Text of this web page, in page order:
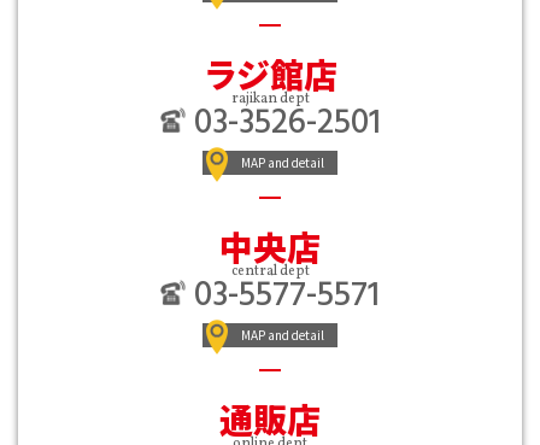
ラジ館店
rajikan dept
03-3526-2501
MAP and detail
中央店
central dept
03-5577-5571
MAP and detail
通販店